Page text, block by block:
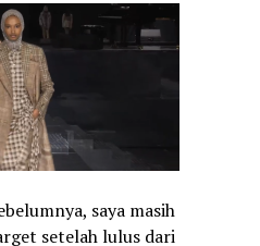
saya masih
setelah lulus dari